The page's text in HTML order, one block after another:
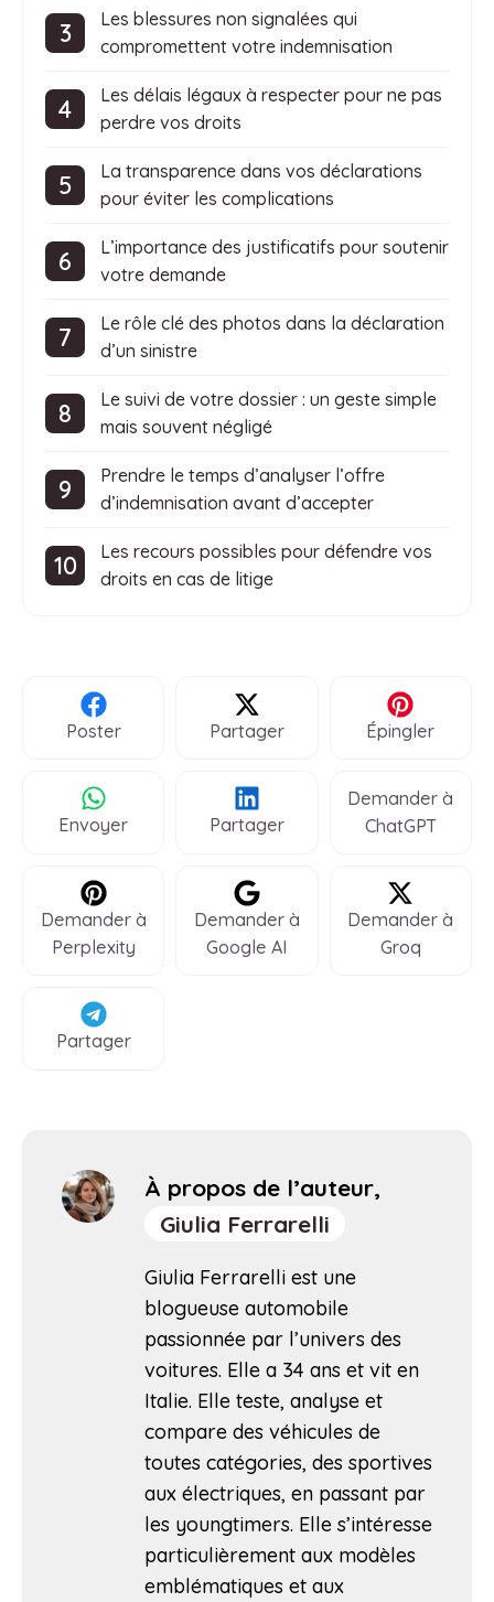
Les blessures non signalées qui
compromettent votre indemnisation
Les délais légaux à respecter pour ne pas
perdre vos droits
La transparence dans vos déclarations
pour éviter les complications
L’importance des justificatifs pour soutenir
votre demande
Le rôle clé des photos dans la déclaration
d’un sinistre
Le suivi de votre dossier : un geste simple
mais souvent négligé
Prendre le temps d’analyser l’offre
d’indemnisation avant d’accepter
Les recours possibles pour défendre vos
droits en cas de litige
Poster Partager Épingler
Envoyer Partager
Demander à
ChatGPT
Demander à
Perplexity
Demander à
Google AI
Demander à
Groq
Partager
À propos de l’auteur,
Giulia Ferrarelli
Giulia Ferrarelli est une
blogueuse automobile
passionnée par l’univers des
voitures. Elle a 34 ans et vit en
Italie. Elle teste, analyse et
compare des véhicules de
toutes catégories, des sportives
aux électriques, en passant par
les youngtimers. Elle s’intéresse
particulièrement aux modèles
emblématiques et aux